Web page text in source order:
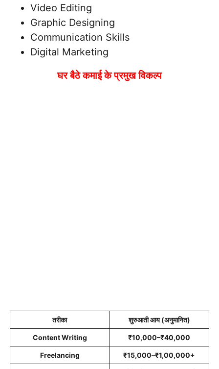
Video Editing
Graphic Designing
Communication Skills
Digital Marketing
घर बैठे कमाई के प्रमुख विकल्प
तरीका शुरुआती आय (अनुमानित)
Content Writing ₹10,000–₹40,000
Freelancing ₹15,000–₹1,00,000+